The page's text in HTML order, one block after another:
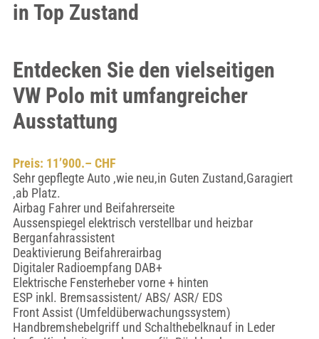
in Top Zustand
Entdecken Sie den vielseitigen
VW Polo mit umfangreicher
Ausstattung
Preis: 11’900.– CHF
Sehr gepflegte Auto ,wie neu,in Guten Zustand,Garagiert
,ab Platz.
Airbag Fahrer und Beifahrerseite
Aussenspiegel elektrisch verstellbar und heizbar
Berganfahrassistent
Deaktivierung Beifahrerairbag
Digitaler Radioempfang DAB+
Elektrische Fensterheber vorne + hinten
ESP inkl. Bremsassistent/ ABS/ ASR/ EDS
Front Assist (Umfeldüberwachungssystem)
Handbremshebelgriff und Schalthebelknauf in Leder